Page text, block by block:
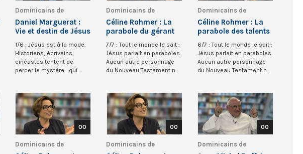
Dominicains de
Belgique
Daniel Marguerat :
Vie et destin de Jésus
de Nazareth
1/6 : Jésus est à la mode.
Historiens, écrivains,
cinéastes tentent de
percer le mystère : qui
Dominicains de
Belgique
Céline Rohmer : La
parabole du gérant
habile
7/7 : Tout le monde le sait :
Jésus parlait en paraboles.
Aucun autre personnage
du Nouveau Testament ne
Dominicains de
Belgique
Céline Rohmer : La
parabole des talents
(Mt 25)
6/7 : Tout le monde le sait :
Jésus parlait en paraboles.
Aucun autre personnage
du Nouveau Testament ne
00
Dominicains de
00
Dominicains de
00
Dominicains de